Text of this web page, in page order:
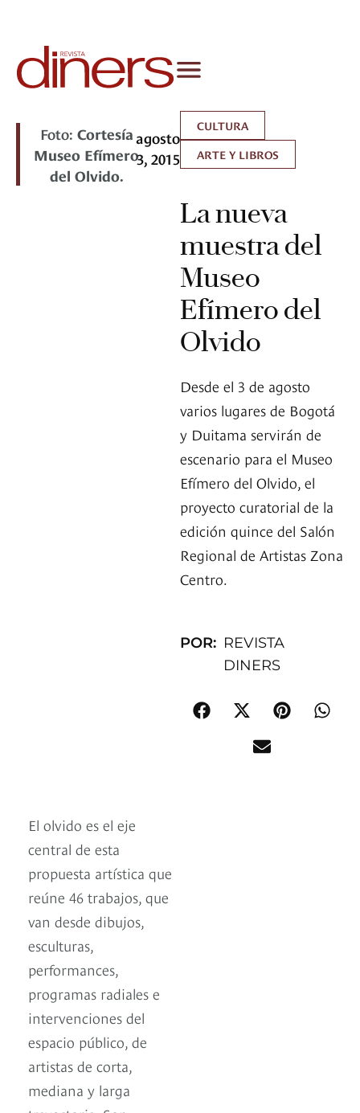
Foto: Cortesía
Museo Efímero
del Olvido.
agosto
3, 2015
CULTURA
ARTE Y LIBROS
La nueva
muestra del
Museo
Efímero del
Olvido
Desde el 3 de agosto
varios lugares de Bogotá
y Duitama servirán de
escenario para el Museo
Efímero del Olvido, el
proyecto curatorial de la
edición quince del Salón
Regional de Artistas Zona
Centro.
POR: REVISTA
DINERS
El olvido es el eje
central de esta
propuesta artística que
reúne 46 trabajos, que
van desde dibujos,
esculturas,
performances,
programas radiales e
intervenciones del
espacio público, de
artistas de corta,
mediana y larga